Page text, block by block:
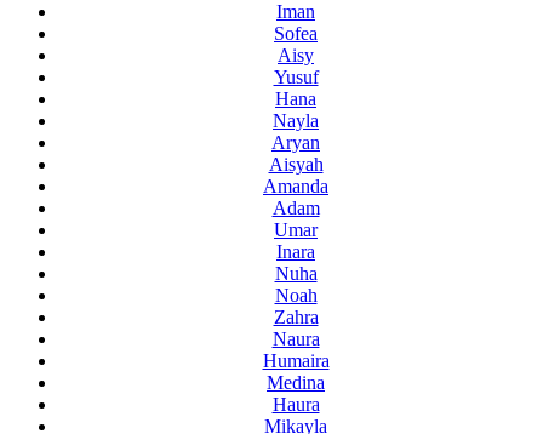
Iman
Sofea
Aisy
Yusuf
Hana
Nayla
Aryan
Aisyah
Amanda
Adam
Umar
Inara
Nuha
Noah
Zahra
Naura
Humaira
Medina
Haura
Mikayla